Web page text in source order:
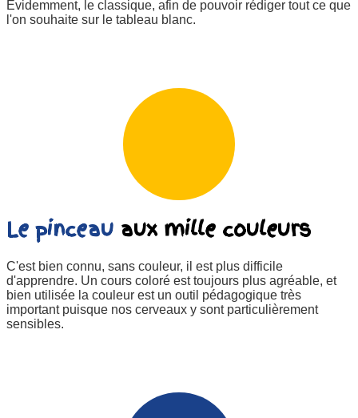
Evidemment, le classique, afin de pouvoir rédiger tout ce que
l'on souhaite sur le tableau blanc.
Le pinceau aux mille couleurs
C'est bien connu, sans couleur, il est plus difficile
d'apprendre. Un cours coloré est toujours plus agréable, et
bien utilisée la couleur est un outil pédagogique très
important puisque nos cerveaux y sont particulièrement
sensibles.